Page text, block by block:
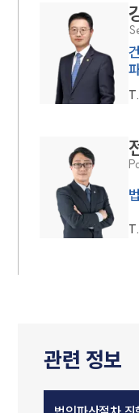
T.
T.
관련 정보